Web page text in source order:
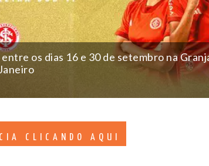
os dias 16 e 30 de setembro na
CLICANDO AQUI